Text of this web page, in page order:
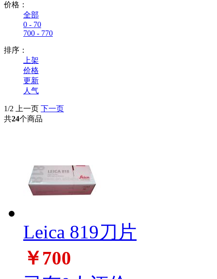
价格：
全部
0 - 70
700 - 770
排序：
上架
价格
更新
人气
1/2 上一页
下一页
共24个商品
Leica 819刀片
￥700